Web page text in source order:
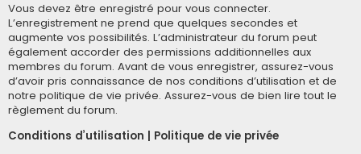
Vous devez être enregistré pour vous connecter.
L’enregistrement ne prend que quelques secondes et
augmente vos possibilités. L’administrateur du forum peut
également accorder des permissions additionnelles aux
membres du forum. Avant de vous enregistrer, assurez-vous
d’avoir pris connaissance de nos conditions d’utilisation et de
notre politique de vie privée. Assurez-vous de bien lire tout le
règlement du forum.
Conditions d’utilisation | Politique de vie privée